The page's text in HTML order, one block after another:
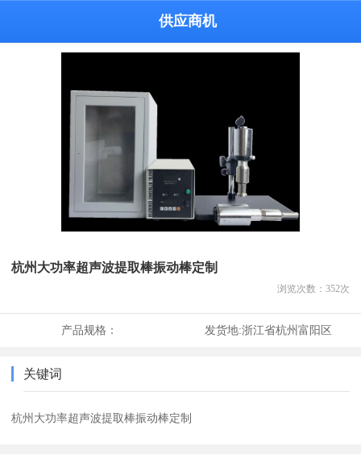
供应商机
杭州大功率超声波提取棒振动棒定制
浏览次数： 352次
产品规格： 发货地:浙江省杭州富阳区
关键词
杭州大功率超声波提取棒振动棒定制